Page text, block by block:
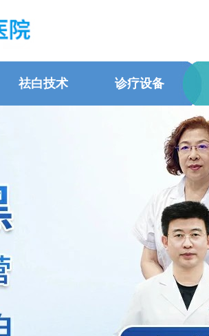
祛白技术 诊疗设备